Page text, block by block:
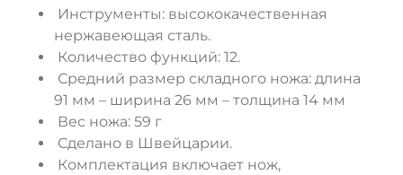
Инструменты: высококачественная
нержавеющая сталь.
Количество функций: 12.
Средний размер складного ножа: длина
91 мм – ширина 26 мм – толщина 14 мм
Вес ножа: 59 г
Сделано в Швейцарии.
Комплектация включает нож,